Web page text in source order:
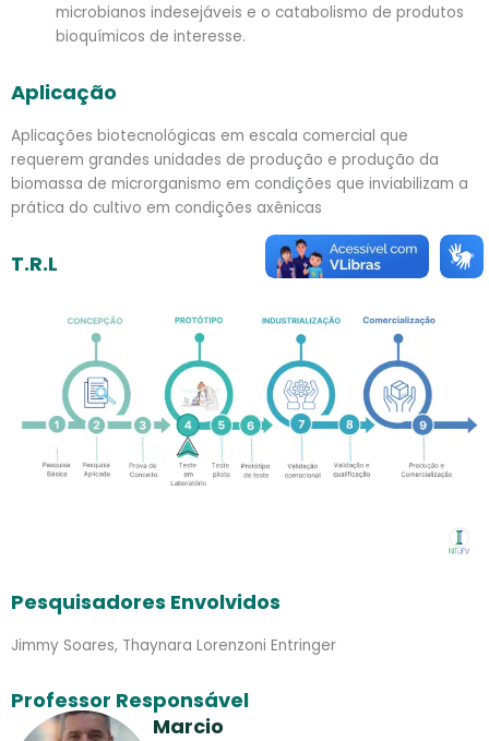
microbianos indesejáveis e o catabolismo de produtos
bioquímicos de interesse.
Aplicação
Aplicações biotecnológicas em escala comercial que
requerem grandes unidades de produção e produção da
biomassa de microrganismo em condições que inviabilizam a
prática do cultivo em condições axênicas
T.R.L
Pesquisadores Envolvidos
Jimmy Soares, Thaynara Lorenzoni Entringer
Professor Responsável
Marcio